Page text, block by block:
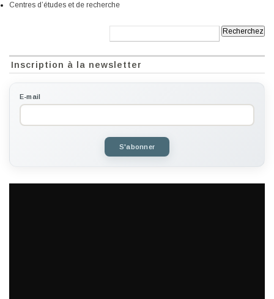
Centres d’études et de recherche
Inscription à la newsletter
E-mail
S'abonner